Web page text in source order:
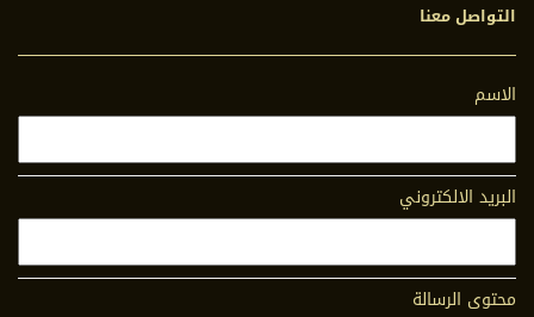
التواصل معنا
الاسم
البريد الالكتروني
محتوى الرسالة